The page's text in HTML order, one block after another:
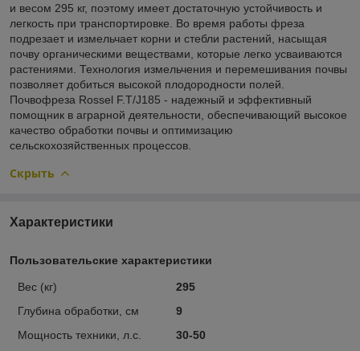
и весом 295 кг, поэтому имеет достаточную устойчивость и
легкость при транспортировке. Во время работы фреза
подрезает и измельчает корни и стебли растений, насыщая
почву органическими веществами, которые легко усваиваются
растениями. Технология измельчения и перемешивания почвы
позволяет добиться высокой плодородности полей.
Почвофреза Rossel F.T/J185 - надежный и эффективный
помощник в аграрной деятельности, обеспечивающий высокое
качество обработки почвы и оптимизацию
сельскохозяйственных процессов.
Скрыть
Характеристики
Пользовательские характеристики
Вес (кг)
295
Глубина обработки, см
9
Мощность техники, л.с.
30-50